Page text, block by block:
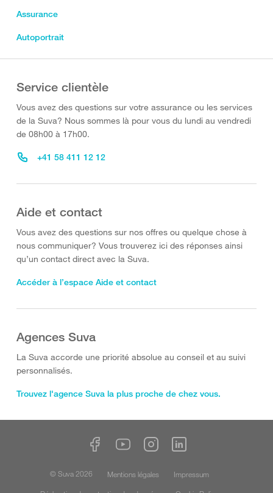
Assurance
Autoportrait
Service clientèle
Vous avez des questions sur votre assurance ou les services
de la Suva? Nous sommes là pour vous du lundi au vendredi
de 08h00 à 17h00.
+41 58 411 12 12
Aide et contact
Vous avez des questions sur nos offres ou quelque chose à
nous communiquer? Vous trouverez ici des réponses ainsi
qu’un contact direct avec la Suva.
Accéder à l’espace Aide et contact
Agences Suva
La Suva accorde une priorité absolue au conseil et au suivi
personnalisés.
Trouvez l'agence Suva la plus proche de chez vous.
© Suva 2026 Mentions légales
Impressum